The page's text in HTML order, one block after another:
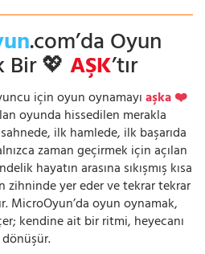
.com’da Oyun
Bir 💖AŞK’tır
için oyun oynamayıaşka ❤️
oyunda hissedilen merakla
ilk hamlede, ilk başarıda
zaman geçirmek için açılan
hayatın arasına sıkışmış kısa
zihninde yer eder ve tekrar tekrar
MicroOyun’da oyun oynamak,
kendine ait bir ritmi, heyecanı